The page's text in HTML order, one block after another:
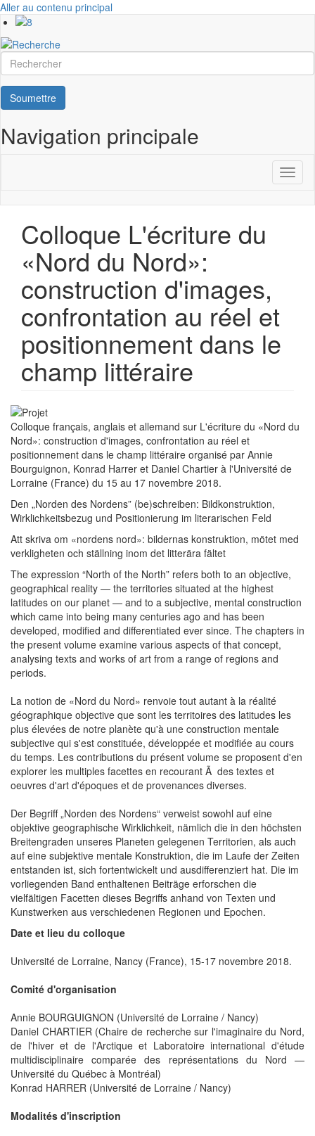
Aller au contenu principal
Rechercher
Soumettre
Navigation principale
Colloque L'écriture du
«Nord du Nord»:
construction d'images,
confrontation au réel et
positionnement dans le
champ littéraire
Colloque français, anglais et allemand sur L'écriture du «Nord du
Nord»: construction d'images, confrontation au réel et
positionnement dans le champ littéraire organisé par Annie
Bourguignon, Konrad Harrer et Daniel Chartier à l'Université de
Lorraine (France) du 15 au 17 novembre 2018.
Den „Norden des Nordens” (be)schreiben: Bildkonstruktion,
Wirklichkeitsbezug und Positionierung im literarischen Feld
Att skriva om «nordens nord»: bildernas konstruktion, mötet med
verkligheten och ställning inom det litterära fältet
The expression “North of the North” refers both to an objective,
geographical reality — the territories situated at the highest
latitudes on our planet — and to a subjective, mental construction
which came into being many centuries ago and has been
developed, modified and differentiated ever since. The chapters in
the present volume examine various aspects of that concept,
analysing texts and works of art from a range of regions and
periods.
La notion de «Nord du Nord» renvoie tout autant à la réalité
géographique objective que sont les territoires des latitudes les
plus élevées de notre planète qu'à une construction mentale
subjective qui s'est constituée, développée et modifiée au cours
du temps. Les contributions du présent volume se proposent d'en
explorer les multiples facettes en recourant Ã des textes et
oeuvres d'art d'époques et de provenances diverses.
Der Begriff „Norden des Nordens“ verweist sowohl auf eine
objektive geographische Wirklichkeit, nämlich die in den höchsten
Breitengraden unseres Planeten gelegenen Territorien, als auch
auf eine subjektive mentale Konstruktion, die im Laufe der Zeiten
entstanden ist, sich fortentwickelt und ausdifferenziert hat. Die im
vorliegenden Band enthaltenen Beiträge erforschen die
vielfältigen Facetten dieses Begriffs anhand von Texten und
Kunstwerken aus verschiedenen Regionen und Epochen.
Date et lieu du colloque
Université de Lorraine, Nancy (France), 15-17 novembre 2018.
Comité d'organisation
Annie BOURGUIGNON (Université de Lorraine / Nancy)
Daniel CHARTIER (Chaire de recherche sur l'imaginaire du Nord,
de l'hiver et de l'Arctique et Laboratoire international d'étude
multidisciplinaire comparée des représentations du Nord —
Université du Québec à Montréal)
Konrad HARRER (Université de Lorraine / Nancy)
Modalités d'inscription